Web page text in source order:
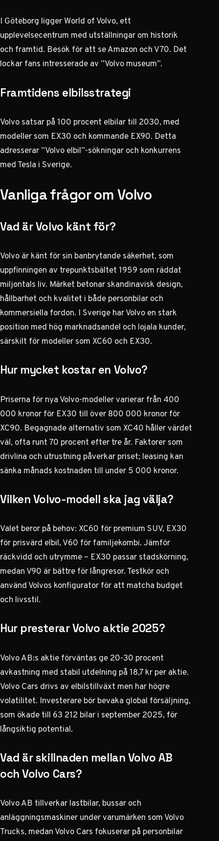
I Göteborg ligger World of Volvo, ett
upplevelsecentrum med utställningar om historik
och framtid. Besök för att se Amazon och V70. Det
lockar fans intresserade av ”Volvo museum”.
Framtidens elbilsstrategi
Volvo satsar på 100 procent elbilar till 2030, med
modeller som EX30 och kommande EX90. Detta
adresserar ”Volvo elbil”-sökningar och konkurrens
med Tesla i Sverige.
Vanliga frågor om Volvo
Vad är Volvo känt för?
Volvo är känt för sin banbrytande säkerhet, som
uppfinningen av trepunktsbältet 1959 som räddat
miljontals liv. Märket betonar skandinavisk design,
hållbarhet och kvalitet i både personbilar och
kommersiella fordon. I Sverige har Volvo en stark
position med hög marknadsandel och lojala kunder,
särskilt för modeller som XC60 och EX30.
Hur mycket kostar en Volvo?
Priserna för nya Volvo-modeller varierar från 400
000 kronor för EX30 till över 800 000 kronor för
XC90. Begagnade alternativ som XC40 håller värdet
väl, ofta runt 70 procent efter tre år. Faktorer som
drivlina och utrustning påverkar priset; leasing kan
sänka månads kostnaden till under 5 000 kronor.
Vilken Volvo-modell ska jag välja?
Valet beror på behov: XC60 för premium SUV, EX30
för prisvärd elbil, V60 för familjekombi. Jämför
räckvidd och utrymme – EX30 passar stadskörning,
medan V90 är bättre för långresor. Testkör och
använd Volvos konfigurator för att matcha budget
och livsstil.
Hur presterar Volvo aktie 2025?
Volvo AB:s aktie förväntas ge 20-30 procent
avkastning med stabil utdelning på 18,7 kr per aktie.
Volvo Cars drivs av elbilstillväxt men har högre
volatilitet. Investerare bör bevaka global försäljning,
som ökade till 63 212 bilar i september 2025, för
långsiktig potential.
Vad är skillnaden mellan Volvo AB
och Volvo Cars?
Volvo AB tillverkar lastbilar, bussar och
anläggningsmaskiner under varumärken som Volvo
Trucks, medan Volvo Cars fokuserar på personbilar